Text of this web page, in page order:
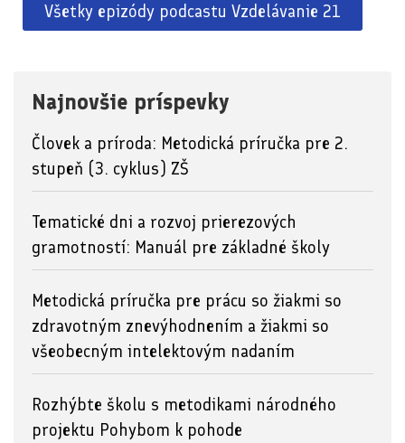
Všetky epizódy podcastu Vzdelávanie 21
Najnovšie príspevky
Človek a príroda: Metodická príručka pre 2.
stupeň (3. cyklus) ZŠ
Tematické dni a rozvoj prierezových
gramotností: Manuál pre základné školy
Metodická príručka pre prácu so žiakmi so
zdravotným znevýhodnením a žiakmi so
všeobecným intelektovým nadaním
Rozhýbte školu s metodikami národného
projektu Pohybom k pohode